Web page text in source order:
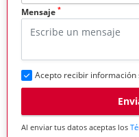
Mensaje *
Acepto recibir
Al enviar tus datos aceptas los